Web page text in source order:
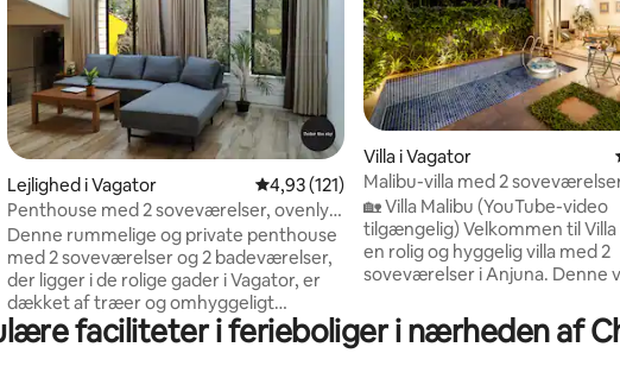
gennemsnitlig bedømmelse, 119 omtaler
Lejlighed i Vagator 4,93 ud af 5 i gennemsnitlig bedømmelse,
4,93 (121)
Penthouse med 2 soveværelser, ovenlys
og terrasse nær Vagator Beach
Denne rummelige og private penthouse
med 2 soveværelser og 2 badeværelser,
der ligger i de rolige gader i Vagator, er
dækket af træer og omhyggeligt
designet til at skabe en kokon af komfort
for vores gæster. Den er udstyret med
Villa i Vagator
Malibu-villa med 2
køkken og privat pool | 9
Vagator Beach
🏡 Villa Malibu (YouTube-video
tilgængelig) Velkommen til Villa Malibu –
en rolig og hyggelig villa med 2
soveværelser i Anjuna. Denne villa er
naturligt lys og har et
græsk-inspireret interiør og et
faciliteter i ferieboliger i nærheden af